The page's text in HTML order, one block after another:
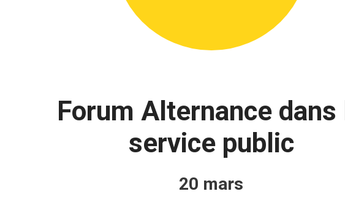
Forum Alternance dans
service public
20 mars